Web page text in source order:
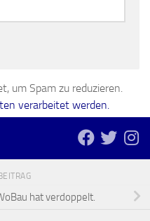
um Spam zu reduzieren.
verarbeitet werden.
hat verdoppelt.